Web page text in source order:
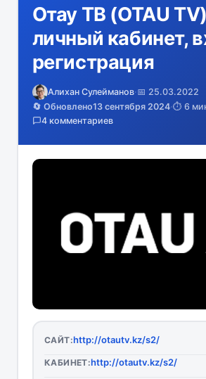
Отау ТВ (OTAU
личный кабинет,
регистрация
Алихан Сулейманов·📅 25.03.2022
🔄 Обновлено13 сентября 2024·⏱️ 6
4 комментариев
САЙТ:http://otautv.kz/s2/
КАБИНЕТ:http://otautv.kz/s2/